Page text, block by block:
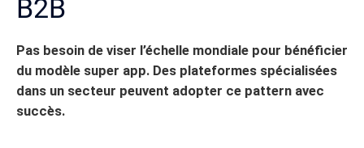
B2B
Pas besoin de viser l’échelle mondiale pour bénéficier
du modèle super app. Des plateformes spécialisées
dans un secteur peuvent adopter ce pattern avec
succès.